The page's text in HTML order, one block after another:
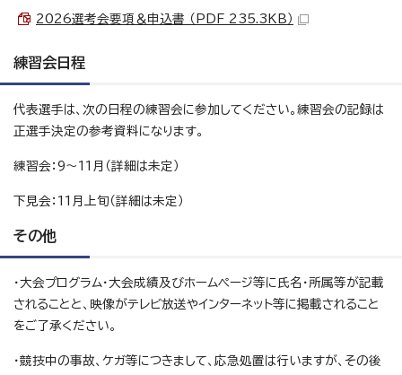
2026選考会要項＆申込書 （PDF 235.3KB）
練習会日程
代表選手は、次の日程の練習会に参加してください。練習会の記録は
正選手決定の参考資料になります。
練習会：9～11月（詳細は未定）
下見会：11月上旬（詳細は未定）
その他
・大会プログラム・大会成績及びホームページ等に氏名・所属等が記載
されることと、映像がテレビ放送やインターネット等に掲載されること
をご了承ください。
・競技中の事故、ケガ等につきまして、応急処置は行いますが、その後